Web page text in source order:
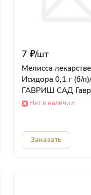
7 ₽/шт
Мелисса
Исидора 0,1 г (б/п)/
ГАВРИШ САД
ОВОЩИ
Нет в наличии
Заказать